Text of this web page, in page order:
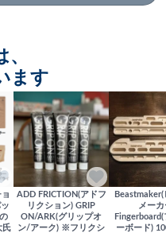
ます
氏
ADD FRICTION(アドフ
リクション) GRIP
ON/ARK(グリップオ
ン/アーク) ※フリクシ
メーカ
ーボード)